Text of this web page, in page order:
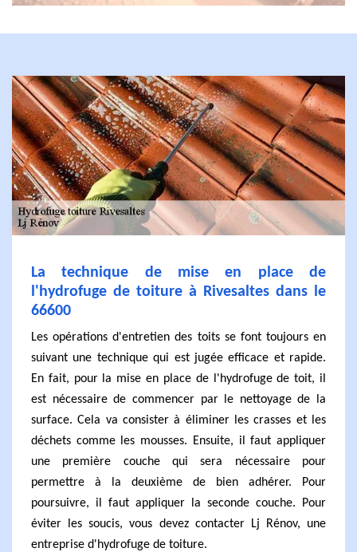
La technique de mise en place de
l'hydrofuge de toiture à Rivesaltes dans le
66600
Les opérations d'entretien des toits se font toujours en
suivant une technique qui est jugée efficace et rapide.
En fait, pour la mise en place de l'hydrofuge de toit, il
est nécessaire de commencer par le nettoyage de la
surface. Cela va consister à éliminer les crasses et les
déchets comme les mousses. Ensuite, il faut appliquer
une première couche qui sera nécessaire pour
permettre à la deuxième de bien adhérer. Pour
poursuivre, il faut appliquer la seconde couche. Pour
éviter les soucis, vous devez contacter Lj Rénov, une
entreprise d'hydrofuge de toiture.